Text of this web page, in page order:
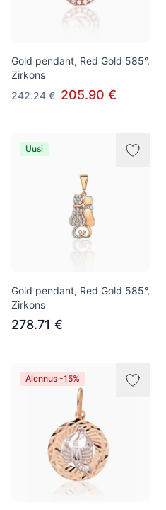
Gold pendant, Red Gold 585°,
Zirkons
242.24 € 205.90 €
Uusi
Gold pendant, Red Gold 585°,
Zirkons
278.71 €
Alennus -15%